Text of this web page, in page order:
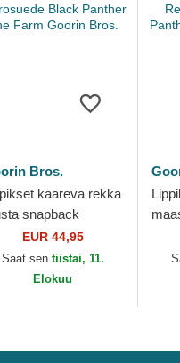
Bros.
kaareva rekka
snapback
Black
The Farm
Bros.
EUR 44,95
Saat sen tiistai, 11.
Elokuu